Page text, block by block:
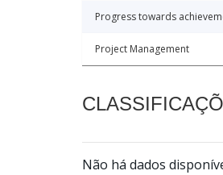
Progress towards
Project Management
Não há dados